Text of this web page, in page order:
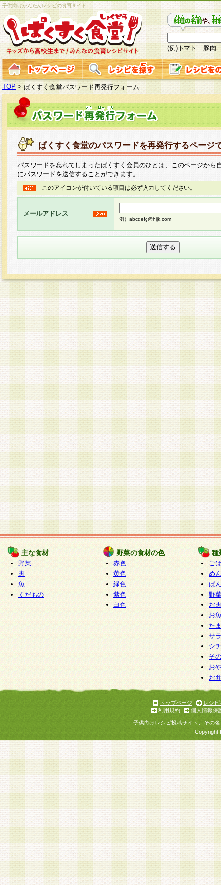
子供向けかんたんレシピの食育サイト
(例)トマト 豚肉
TOP > ぱくすく食堂パスワード再発行フォーム
ぱくすく食堂のパスワードを再発行するページ
パスワードを忘れてしまったぱくすく会員のひとは、このページから
にパスワードを送信することができます。
このアイコンが付いている項目は必ず入力してください。
メールアドレス
例）abcdefg@hijk.com
主な食材
野菜
肉
魚
くだもの
野菜の食材の色
赤色
黄色
緑色
紫色
白色
種
ご
めん
ぱん
野
お
お
た
サ
シ
そ
お
お
トップページ
レシピ
利用規約
個人情報保
子供向けレシピ投稿サイト、その
Copyright